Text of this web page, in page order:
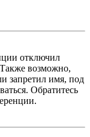
отключил
возможно,
запретил имя, под
Обратитесь